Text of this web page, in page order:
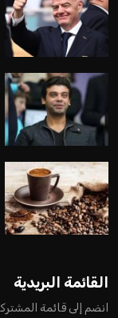
القائمة البريدية
انضم إلى قائمة